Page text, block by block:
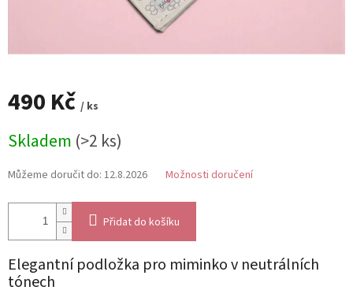
490 Kč / ks
cena:
Skladem (>2 ks)
Můžeme doručit do: 12.8.2026 Možnosti doručení
Přidat do košíku
Elegantní podložka pro miminko v neutrálních
tónech